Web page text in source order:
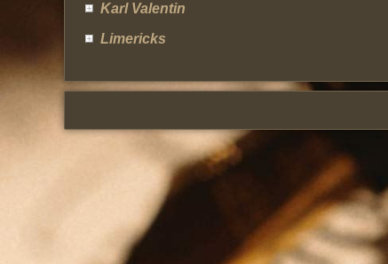
Karl Valentin
Limericks